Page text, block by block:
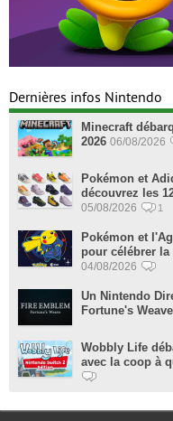
Dernières infos Nintendo
Minecraft
2026 06/08/2026
Pokémon et
découvrez les
05/08/2026 1
Pokémon et
pour célébrer la
04/08/2026
Un Nintendo
Fortune's
Wobbly Life
avec la coop à